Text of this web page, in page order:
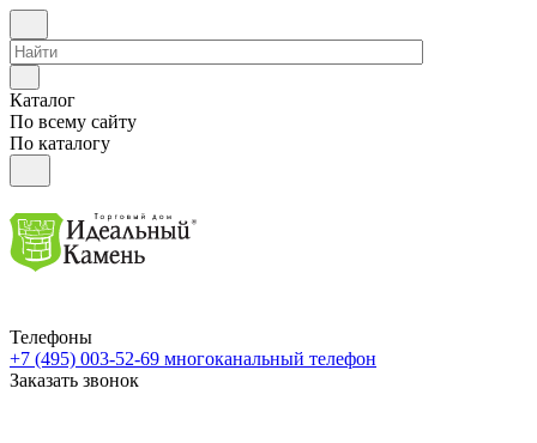
Каталог
По всему сайту
По каталогу
Телефоны
+7 (495) 003-52-69 многоканальный телефон
Заказать звонок